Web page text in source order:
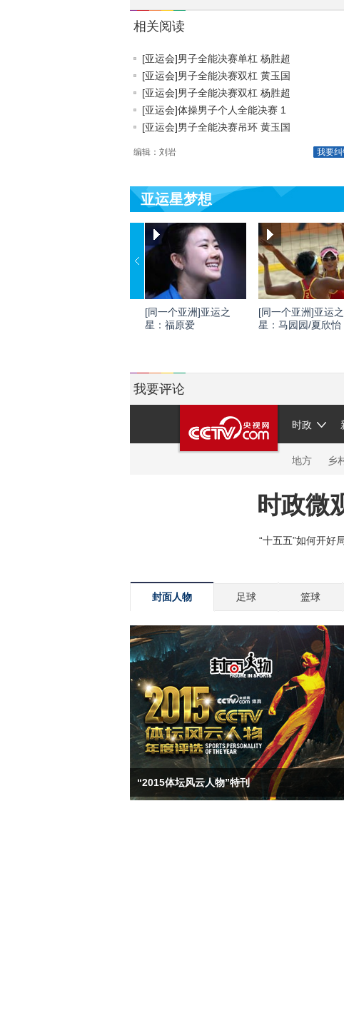
相关阅读
[亚运会]男子全能决赛单杠 杨胜超
[亚运会]男子全能决赛双杠 黄玉国
[亚运会]男子全能决赛双杠 杨胜超
[亚运会]体操男子个人全能决赛 1
[亚运会]男子全能决赛吊环 黄玉国
我要
编辑：刘岩
亚运星梦想
[同一个亚洲]亚运之
星：福原爱
[同一个亚洲]亚运之
星：马园园/夏欣怡
我要评论
封面人物 足球 篮球
“2015体坛风云人物”特刊